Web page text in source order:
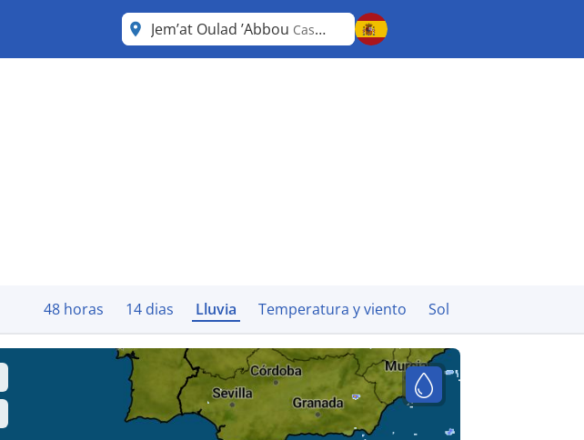
Jem’at Oulad ’Abbou Casablanca-Settat
48 horas 14 dias Lluvia Temperatura y viento Sol